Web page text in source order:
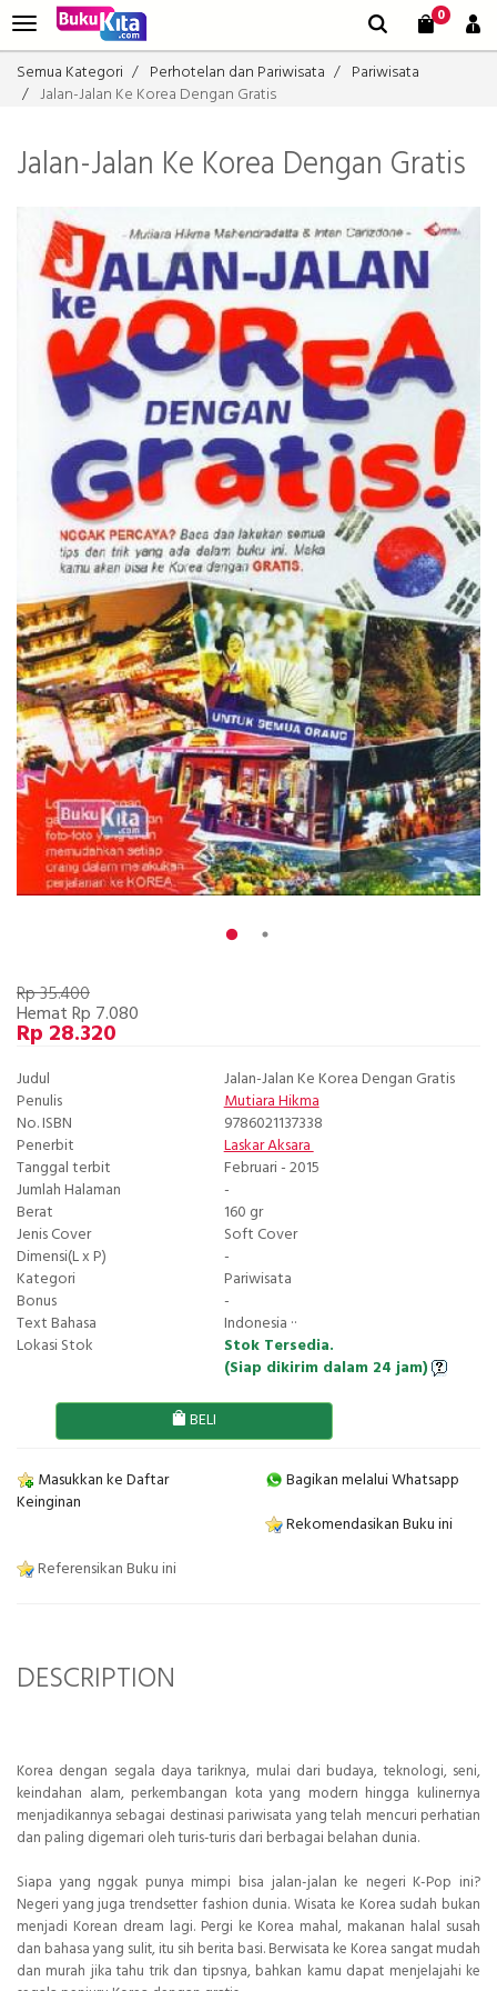
0
Semua Kategori Perhotelan dan Pariwisata
Pariwisata
Jalan-Jalan Ke Korea Dengan Gratis
Jalan-Jalan Ke Korea Dengan Gratis
Rp 35.400
Hemat Rp 7.080
Rp 28.320
Judul
Jalan-Jalan Ke Korea Dengan Gratis
Penulis
Mutiara Hikma
No. ISBN
9786021137338
Penerbit
Laskar Aksara
Tanggal terbit
Februari - 2015
Jumlah Halaman
-
Berat
160 gr
Jenis Cover
Soft Cover
Dimensi(L x P)
-
Kategori
Pariwisata
Bonus
-
Text Bahasa
Indonesia ··
Lokasi Stok
Stok Tersedia.
(Siap dikirim dalam 24 jam)
BELI
Masukkan ke Daftar
Keinginan
Bagikan melalui Whatsapp
Rekomendasikan Buku ini
Referensikan Buku ini
DESCRIPTION
Korea dengan segala daya tariknya, mulai dari budaya, teknologi, seni,
keindahan alam, perkembangan kota yang modern hingga kulinernya
menjadikannya sebagai destinasi pariwisata yang telah mencuri perhatian
dan paling digemari oleh turis-turis dari berbagai belahan dunia.
Siapa yang nggak punya mimpi bisa jalan-jalan ke negeri K-Pop ini?
Negeri yang juga trendsetter fashion dunia. Wisata ke Korea sudah bukan
menjadi Korean dream lagi. Pergi ke Korea mahal, makanan halal susah
dan bahasa yang sulit, itu sih berita basi. Berwisata ke Korea sangat mudah
dan murah jika tahu trik dan tipsnya, bahkan kamu dapat menjelajahi ke